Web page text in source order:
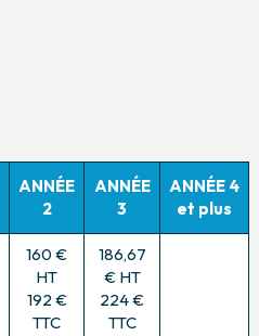
ANNÉE
2
ANNÉE
3
ANNÉE 4
et plus
160 €
HT
192 €
TTC
186,67
€ HT
224 €
TTC